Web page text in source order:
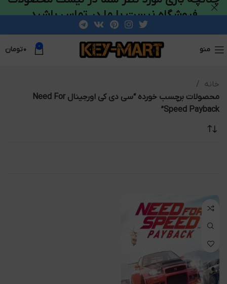
منو 0 ۰تومان
خانه
محصولات برچسب خورده “سی دی کی اورجینال Need For
Speed Payback”
فروشگاه نیست با ما در تماس باشید